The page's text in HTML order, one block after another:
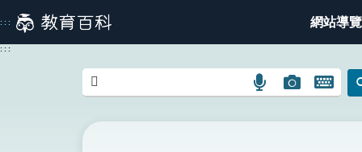
到
主
::: 網站導覽
:::
語
搜
圖
搜
開
鍵